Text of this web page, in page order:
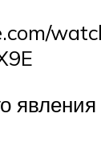
явления